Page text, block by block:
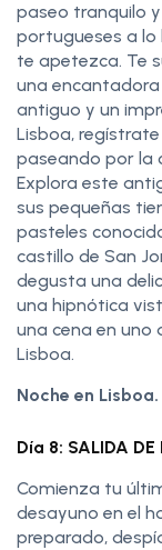
paseo tranquilo
portugueses a lo
te apetezca. Te
una
antiguo y un
Lisboa,
paseando por la
Explora este
sus pequeñas
pasteles
castillo de San
degusta una
una hipnótica
una cena en uno
Lisboa.
Noche en Lisboa.
Día 8: SALIDA DE
Comienza tu
desayuno en el
preparado,